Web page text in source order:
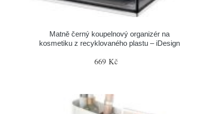
Matně černý koupelnový organizér na
kosmetiku z recyklovaného plastu – iDesign
669 Kč